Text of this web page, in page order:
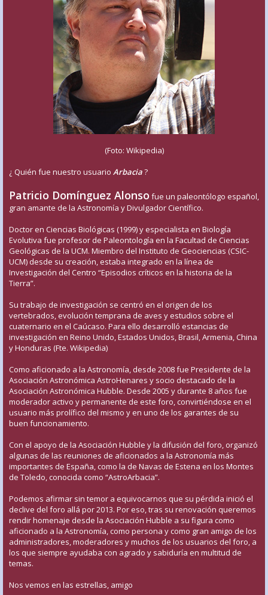
(Foto: Wikipedia)
¿ Quién fue nuestro usuario Arbacia?
Patricio Domínguez Alonso fue un paleontólogo español,
gran amante de la Astronomía y Divulgador Científico.
Doctor en Ciencias Biológicas (1999) y especialista en Biología
Evolutiva fue profesor de Paleontología en la Facultad de Ciencias
Geológicas de la UCM. Miembro del Instituto de Geociencias (CSIC-
UCM) desde su creación, estaba integrado en la línea de
Investigación del Centro “Episodios críticos en la historia de la
Tierra”.
Su trabajo de investigación se centró en el origen de los
vertebrados, evolución temprana de aves y estudios sobre el
cuaternario en el Caúcaso. Para ello desarrolló estancias de
investigación en Reino Unido, Estados Unidos, Brasil, Armenia, China
y Honduras (Fte. Wikipedia)
Como aficionado a la Astronomía, desde 2008 fue Presidente de la
Asociación Astronómica AstroHenares y socio destacado de la
Asociación Astronómica Hubble. Desde 2005 y durante 8 años fue
moderador activo y permanente de este foro, convirtiéndose en el
usuario más prolífico del mismo y en uno de los garantes de su
buen funcionamiento.
Con el apoyo de la Asociación Hubble y la difusión del foro, organizó
algunas de las reuniones de aficionados a la Astronomía más
importantes de España, como la de Navas de Estena en los Montes
de Toledo, conocida como “AstroArbacia”.
Podemos afirmar sin temor a equivocarnos que su pérdida inició el
declive del foro allá por 2013. Por eso, tras su renovación queremos
rendir homenaje desde la Asociación Hubble a su figura como
aficionado a la Astronomía, como persona y como gran amigo de los
administradores, moderadores y muchos de los usuarios del foro, a
los que siempre ayudaba con agrado y sabiduría en multitud de
temas.
Nos vemos en las estrellas, amigo